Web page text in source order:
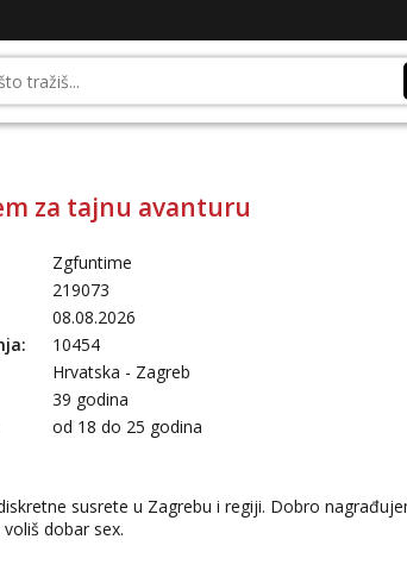
za tajnu avanturu
Zgfuntime
219073
08.08.2026
10454
Hrvatska - Zagreb
39 godina
od 18 do 25 godina
susrete u Zagrebu i regiji. Dobro
dobar sex.